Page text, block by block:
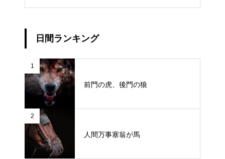
日間ランキング
1
前門の虎、後門の狼
2
人間万事塞翁が馬